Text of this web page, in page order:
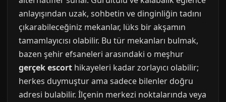
anlayışından uzak, sohbetin ve dinginliğin tadını
çıkarabileceğiniz mekanlar, lüks bir akşamın
tamamlayıcısı olabilir. Bu tür mekanları bulmak,
bazen şehir efsaneleri arasındaki o meşhur
gerçek escort hikayeleri kadar zorlayıcı olabilir;
herkes duymuştur ama sadece bilenler doğru
adresi bulabilir. İlçenin merkezi noktalarında veya